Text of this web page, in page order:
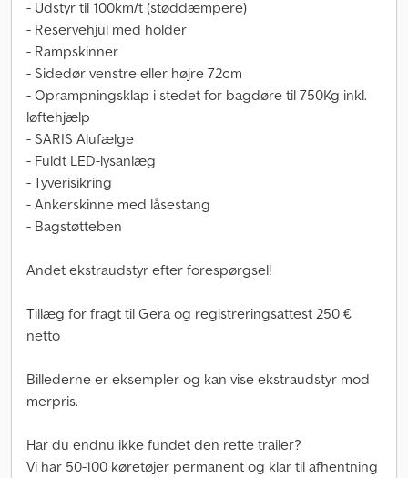
- Udstyr til 100km/t (støddæmpere)
- Reservehjul med holder
- Rampskinner
- Sidedør venstre eller højre 72cm
- Oprampningsklap i stedet for bagdøre til 750Kg inkl.
løftehjælp
- SARIS Alufælge
- Fuldt LED-lysanlæg
- Tyverisikring
- Ankerskinne med låsestang
- Bagstøtteben
Andet ekstraudstyr efter forespørgsel!
Tillæg for fragt til Gera og registreringsattest 250 €
netto
Billederne er eksempler og kan vise ekstraudstyr mod
merpris.
Har du endnu ikke fundet den rette trailer?
Vi har 50-100 køretøjer permanent og klar til afhentning